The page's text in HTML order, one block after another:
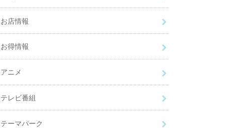
お店情報
お得情報
アニメ
テレビ番組
テーマパーク